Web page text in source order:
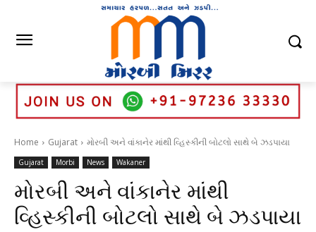
Home Gujarat મોરબી અને વાંકાનેર માંથી વ્હિસ્કીની બોટલો સાથે બે ઝડપાયા
Gujarat Morbi News Wakaner
મોરબી અને વાંકાનેર માંથી
વ્હિસ્કીની બોટલો સાથે બે ઝડપાયા